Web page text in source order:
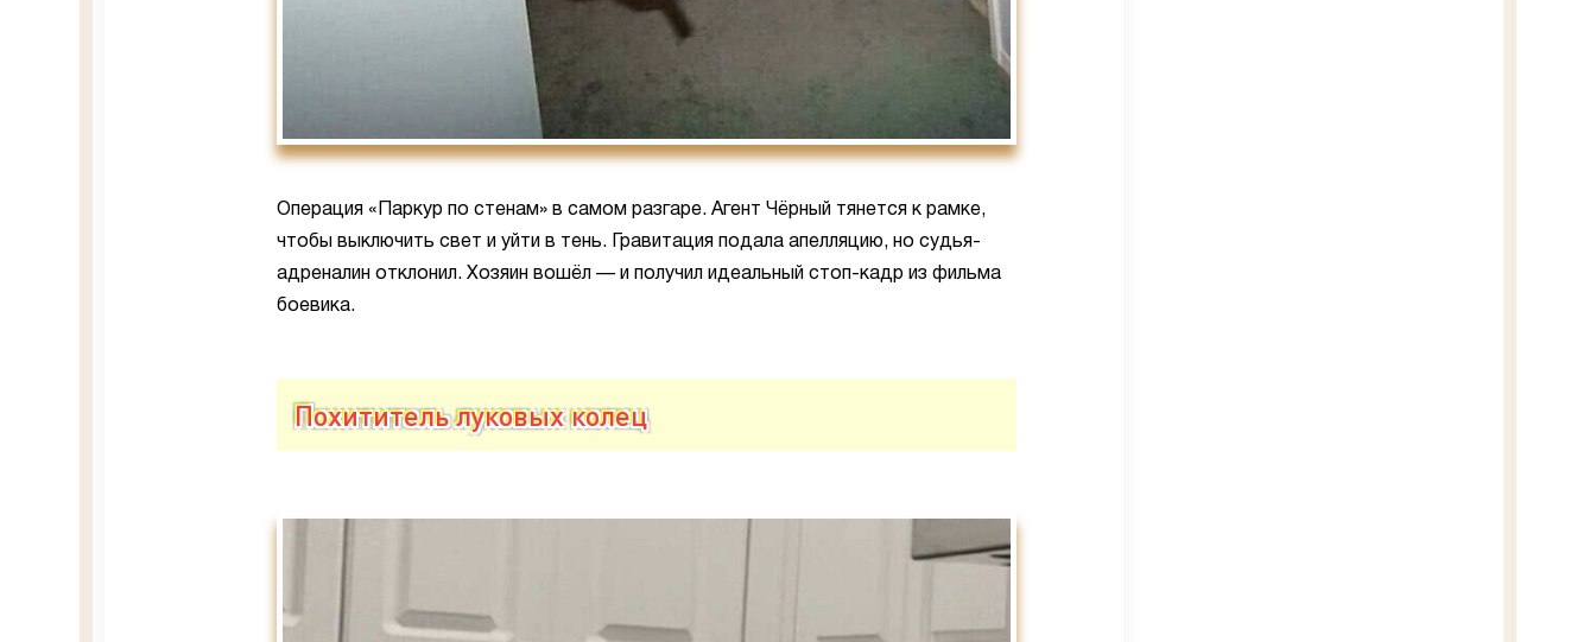
Операция «Паркур по стенам» в самом разгаре. Агент Чёрный тянется к рамке,
чтобы выключить свет и уйти в тень. Гравитация подала апелляцию, но судья-
адреналин отклонил. Хозяин вошёл — и получил идеальный стоп-кадр из фильма
боевика.
Похититель луковых колец